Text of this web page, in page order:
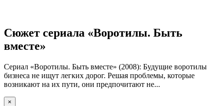
Сюжет сериала «Воротилы. Быть
вместе»
Сериал «Воротилы. Быть вместе» (2008): Будущие воротилы
бизнеса не ищут легких дорог. Решая проблемы, которые
возникают на их пути, они предпочитают не...
×